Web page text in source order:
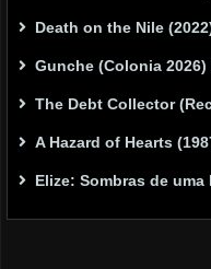
Death on the Nile
Gunche (Colonia
The Debt Collector
A Hazard of Hearts
Elize: Sombras de